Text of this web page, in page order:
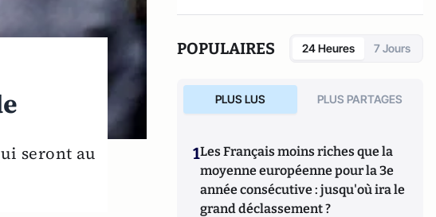
seront au
politique, le vote et les élections. Il a
développé d’autres directions de recherche
politiques liés à l’Europe et à l’intégration
européenne dans les électorats et les
(toujours) l'Europe ?(éditions de La
Documentation Française, 2014) etHistoire
d’une révolution électorale (2015-2018)avec
Anne Muxel (Classiques Garnier, 2019).
POPULAIRES 24 Heures 7 Jours
PLUS LUS PLUS PARTAGES
1Les Français moins riches que la
moyenne européenne pour la 3e
année consécutive : jusqu'où ira le
grand déclassement ?